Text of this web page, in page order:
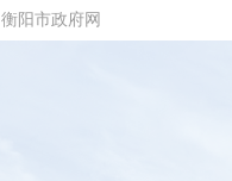
衡阳市政府网